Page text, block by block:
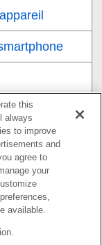
aux lois sur
this
always
to improve
and
agree to
your
available.